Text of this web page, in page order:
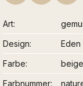
Art
Design
Eden
Farbe
beige
Farbnummer